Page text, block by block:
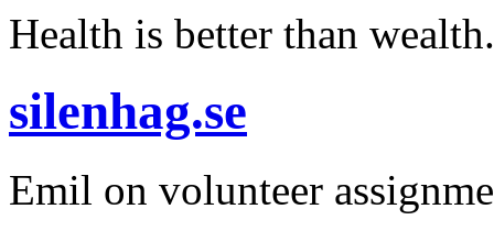
Health is better than
silenhag.se
Emil on volunteer